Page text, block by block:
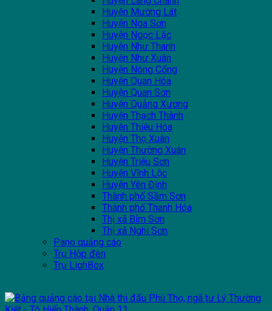
Huyện Mường Lát
Huyện Nga Sơn
Huyện Ngọc Lặc
Huyện Như Thanh
Huyện Như Xuân
Huyện Nông Cống
Huyện Quan Hóa
Huyện Quan Sơn
Huyện Quảng Xương
Huyện Thạch Thành
Huyện Thiệu Hóa
Huyện Thọ Xuân
Huyện Thường Xuân
Huyện Triệu Sơn
Huyện Vĩnh Lộc
Huyện Yên Định
Thành phố Sầm Sơn
Thành phố Thanh Hóa
Thị xã Bỉm Sơn
Thị xã Nghi Sơn
Pano quảng cáo
Trụ Hộp đèn
Trụ LighBox